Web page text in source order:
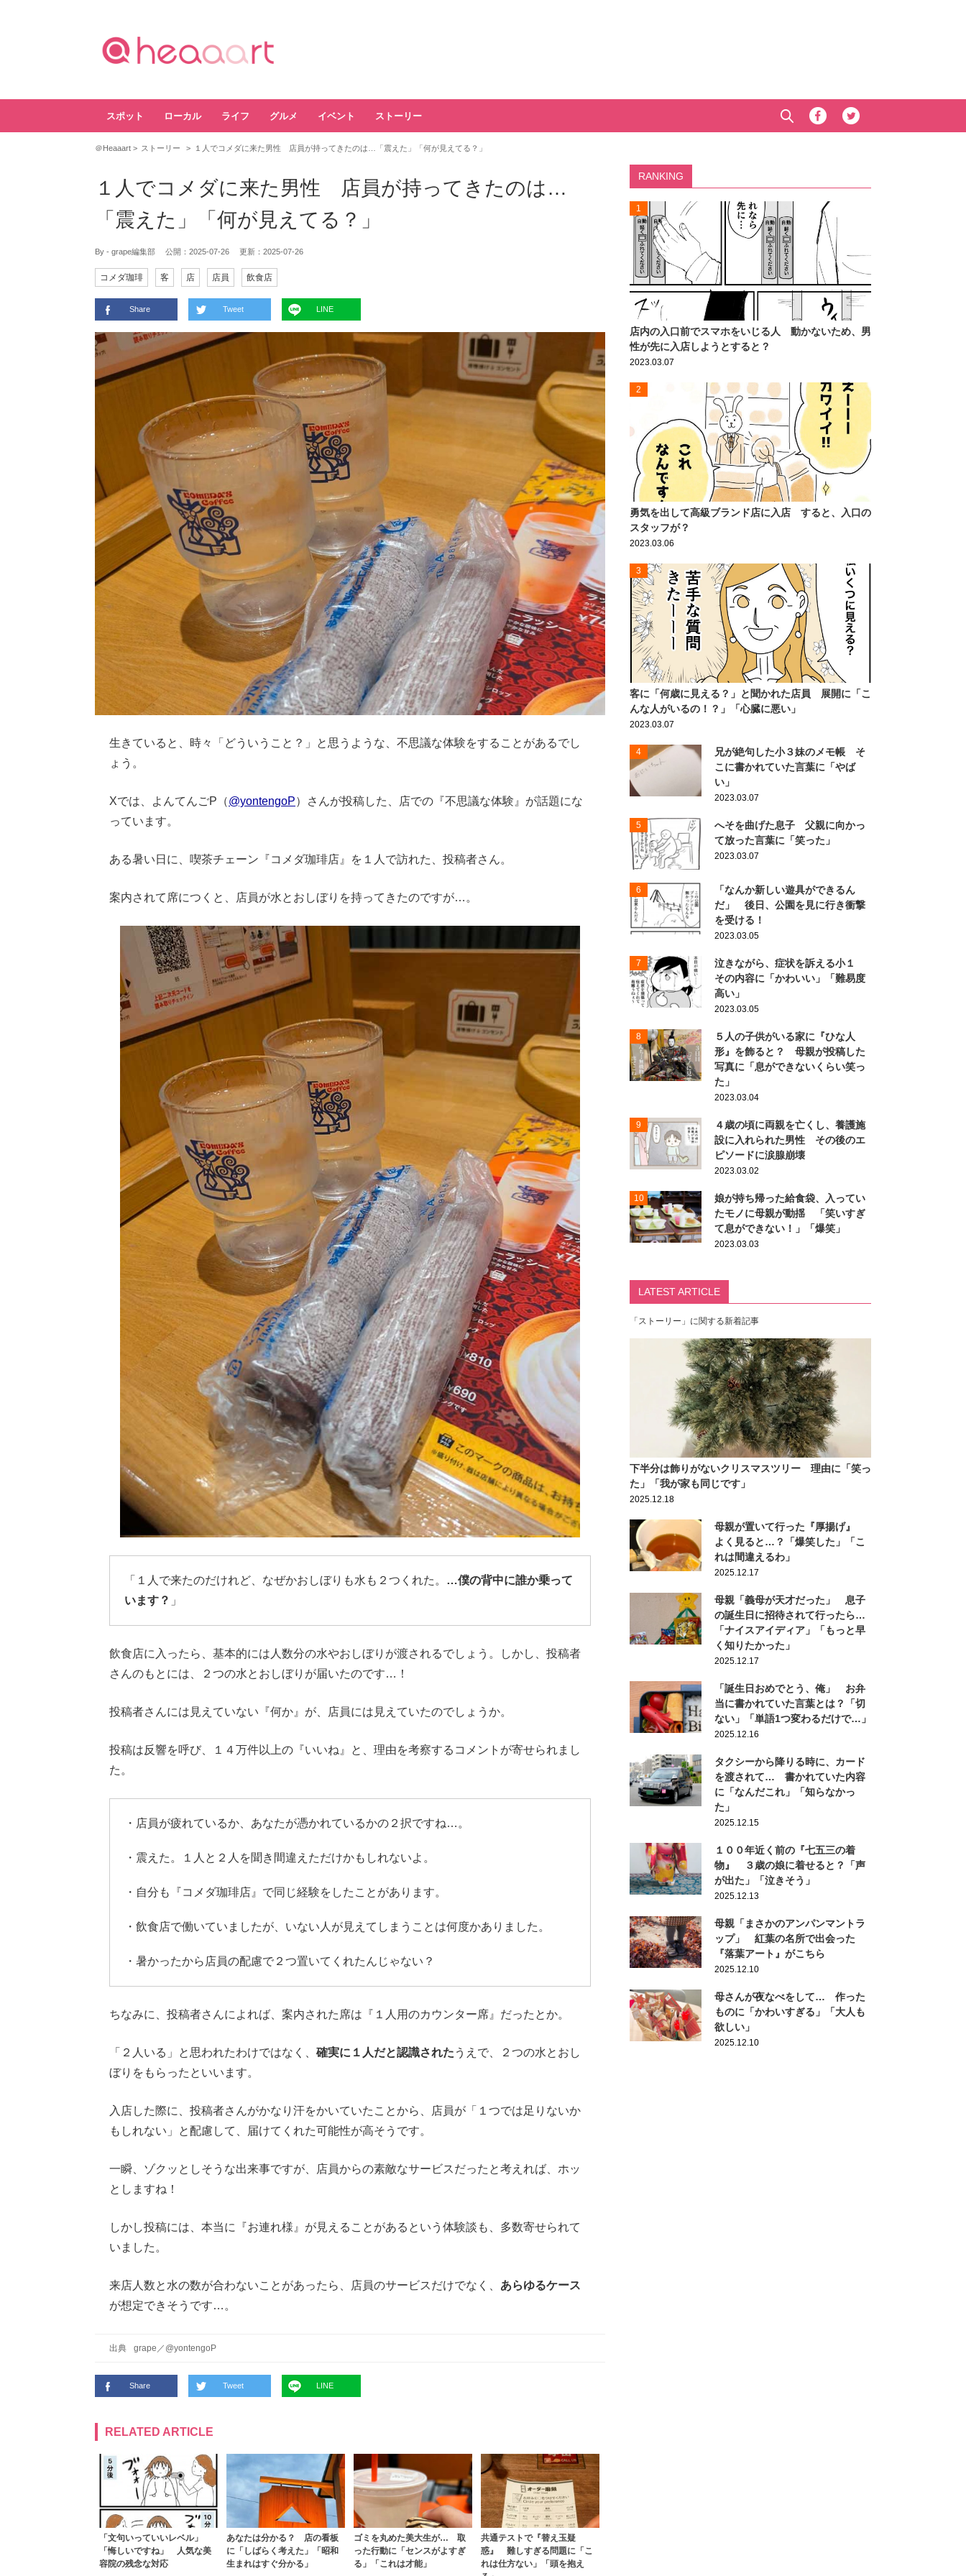
スポット ローカル ライフ グルメ イベント ストーリー
＠Heaaart ストーリー １人でコメダに来た男性 店員が持ってきたのは…「震えた」「何が見えてる？」
１人でコメダに来た男性 店員が持ってきたのは…
「震えた」「何が見えてる？」
By - grape編集部 公開： 2025-07-26 更新： 2025-07-26
コメダ珈琲 客 店 店員 飲食店
Share Tweet LINE
生きていると、時々「どういうこと？」と思うような、不思議な体験をすることがあるでし
ょう。
Xでは、よんてんごP（@yontengoP）さんが投稿した、店での『不思議な体験』が話題にな
っています。
ある暑い日に、喫茶チェーン『コメダ珈琲店』を１人で訪れた、投稿者さん。
案内されて席につくと、店員が水とおしぼりを持ってきたのですが…。
「１人で来たのだけれど、なぜかおしぼりも水も２つくれた。 …僕の背中に誰か乗って
います？ 」
飲食店に入ったら、基本的には人数分の水やおしぼりが渡されるでしょう。しかし、投稿者
さんのもとには、２つの水とおしぼりが届いたのです…！
投稿者さんには見えていない『何か』が、店員には見えていたのでしょうか。
投稿は反響を呼び、１４万件以上の『いいね』と、理由を考察するコメントが寄せられまし
た。
・店員が疲れているか、あなたが憑かれているかの２択ですね…。
・震えた。１人と２人を聞き間違えただけかもしれないよ。
・自分も『コメダ珈琲店』で同じ経験をしたことがあります。
・飲食店で働いていましたが、いない人が見えてしまうことは何度かありました。
・暑かったから店員の配慮で２つ置いてくれたんじゃない？
ちなみに、投稿者さんによれば、案内された席は『１人用のカウンター席』だったとか。
「２人いる」と思われたわけではなく、 確実に１人だと認識された うえで、２つの水とおし
ぼりをもらったといいます。
入店した際に、投稿者さんがかなり汗をかいていたことから、店員が「１つでは足りないか
もしれない」と配慮して、届けてくれた可能性が高そうです。
一瞬、ゾクッとしそうな出来事ですが、店員からの素敵なサービスだったと考えれば、ホッ
としますね！
しかし投稿には、本当に『お連れ様』が見えることがあるという体験談も、多数寄せられて
いました。
来店人数と水の数が合わないことがあったら、店員のサービスだけでなく、 あらゆるケース
が想定できそうです…。
出典 grape ／ @yontengoP
Share Tweet LINE
RELATED ARTICLE
「文句いっていいレベル」
「悔しいですね」 人気な美
容院の残念な対応
あなたは分かる？ 店の看板
に「しばらく考えた」「昭和
生まれはすぐ分かる」
ゴミを丸めた美大生が… 取
った行動に「センスがよすぎ
る」「これは才能」
共通テストで『替え玉疑
惑』 難しすぎる問題に「こ
れは仕方ない」「頭を抱え
RANKING
1
店内の入口前でスマホをいじる人 動かないため、男
性が先に入店しようとすると？
2023.03.07
2
勇気を出して高級ブランド店に入店 すると、入口の
スタッフが？
2023.03.06
3
客に「何歳に見える？」と聞かれた店員 展開に「こ
んな人がいるの！？」「心臓に悪い」
2023.03.07
4
兄が絶句した小３妹のメモ帳 そ
こに書かれていた言葉に「やば
い」
2023.03.07
5
へそを曲げた息子 父親に向かっ
て放った言葉に「笑った」
2023.03.07
6
「なんか新しい遊具ができるん
だ」 後日、公園を見に行き衝撃
を受ける！
2023.03.05
7
泣きながら、症状を訴える小１
その内容に「かわいい」「難易度
高い」
2023.03.05
8
５人の子供がいる家に『ひな人
形』を飾ると？ 母親が投稿した
写真に「息ができないくらい笑っ
た」
2023.03.04
9
４歳の頃に両親を亡くし、養護施
設に入れられた男性 その後のエ
ピソードに涙腺崩壊
2023.03.02
10
娘が持ち帰った給食袋、入ってい
たモノに母親が動揺 「笑いすぎ
て息ができない！」「爆笑」
2023.03.03
LATEST ARTICLE
「ストーリー」に関する新着記事
下半分は飾りがないクリスマスツリー 理由に「笑っ
た」「我が家も同じです」
2025.12.18
母親が置いて行った『厚揚げ』
よく見ると…？「爆笑した」「こ
れは間違えるわ」
2025.12.17
母親「義母が天才だった」 息子
の誕生日に招待されて行ったら…
「ナイスアイディア」「もっと早
く知りたかった」
2025.12.17
「誕生日おめでとう、俺」 お弁
当に書かれていた言葉とは？「切
ない」「単語1つ変わるだけで…」
2025.12.16
タクシーから降りる時に、カード
を渡されて… 書かれていた内容
に「なんだこれ」「知らなかっ
た」
2025.12.15
１００年近く前の『七五三の着
物』 ３歳の娘に着せると？「声
が出た」「泣きそう」
2025.12.13
母親「まさかのアンパンマントラ
ップ」 紅葉の名所で出会った
『落葉アート』がこちら
2025.12.10
母さんが夜なべをして… 作った
ものに「かわいすぎる」「大人も
欲しい」
2025.12.10